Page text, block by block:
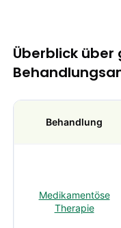
Überblick über
Behandlung
Medikamentöse
Therapie